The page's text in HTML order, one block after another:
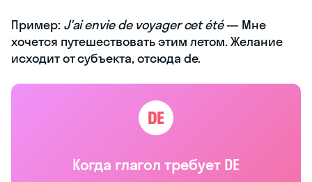
Пример: J'ai envie de voyager cet été— Мне
хочется путешествовать этим летом. Желание
исходит от субъекта, отсюда de.
DE
Когда глагол требует DE